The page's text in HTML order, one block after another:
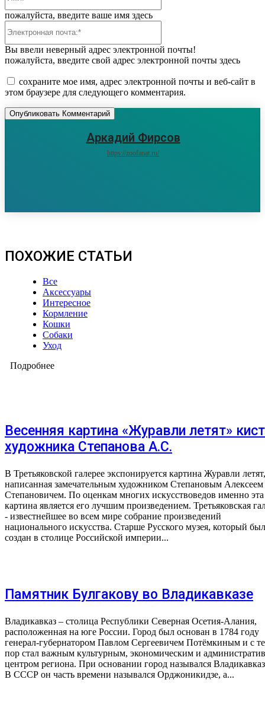
пожалуйста, введите ваше имя здесь
Вы ввели неверный адрес электронной почты!
пожалуйста, введите свой адрес электронной почты здесь
сохраните мое имя, адрес электронной почты и веб-сайт в
этом браузере для следующего комментария.
Аркадий Фирсов
https://zoofanat.ru/
ПОХОЖИЕ СТАТЬИ
Все
Аксессуары
Интересное
Кормление
Кошки
Собаки
Уход
Подробнее
Весенняя картина «Журавли летят»
художника Степанова А.С.
В Третьяковской галерее экспонируется картина Журавли летят,
написанная замечательным художником Степановым Алексеем
Степановичем. По оценкам многих искусствоведов именно эта
картина является его лучшим произведением. Третьяковская
- известнейшее во всем мире собрание произведений
национального искусства. Старше Русского музея, который был
создан в столице Российской империи...
Памятник Булгакову во Владикавказе
Владикавказ – столица Республики Северная Осетия-Алания,
расположенная на юге России. Город был основан в 1784 году
генерал-губернатором Павлом Сергеевичем Потёмкиным и с
пор стал важным культурным, экономическим и
центром региона. При основании город назывался
В СССР он часть времени назывался Орджоникидзе, а...